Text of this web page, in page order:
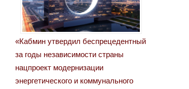
«Кабмин утвердил беспрецедентный
за годы независимости страны
нацпроект модернизации
энергетического и коммунального